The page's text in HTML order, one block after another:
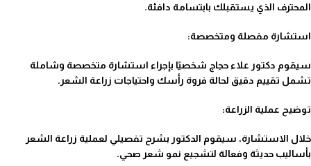
المحترف الذي يستقبلك بابتسامة دافئة.
استشارة مفصلة ومتخصصة:
سيقوم دكتور علاء حجاج شخصيًا بإجراء استشارة متخصصة وشاملة
تشمل تقييم دقيق لحالة فروة رأسك واحتياجات زراعة الشعر.
توضيح عملية الزراعة:
خلال الاستشارة، سيقوم الدكتور بشرح تفصيلي لعملية زراعة الشعر
بأساليب حديثة وفعالة لتشجيع نمو شعر صحي.